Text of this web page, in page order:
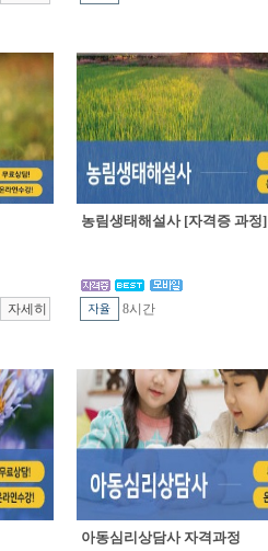
농림생태해설사 [자격증 과정]
8시간
아동심리상담사 자격과정